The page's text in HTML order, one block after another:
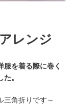
レンジ
服を着る際に巻く
。
三角折りです～